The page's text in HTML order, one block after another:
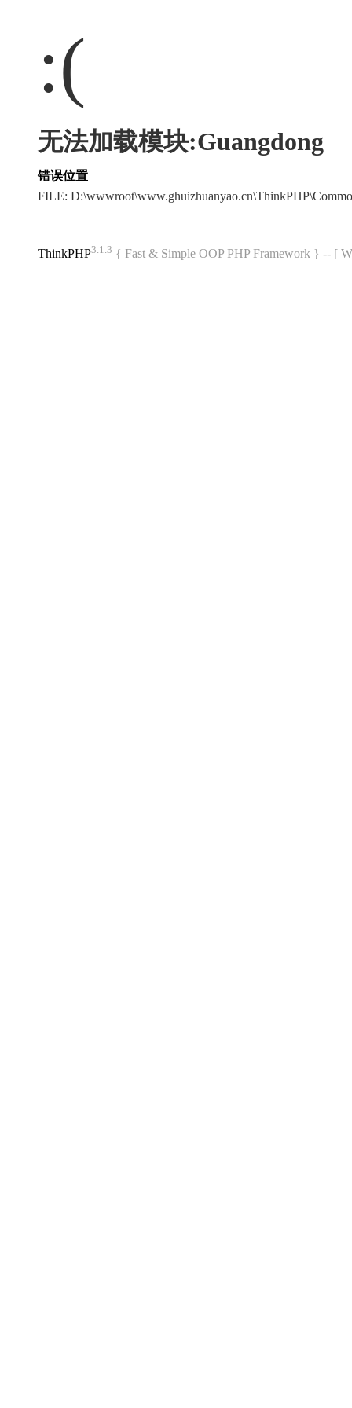
:(
无法加载模块:Guangdong
错误位置
FILE:
ThinkPHP3.1.3 { Fast & Simple OOP PHP Framework } -- [